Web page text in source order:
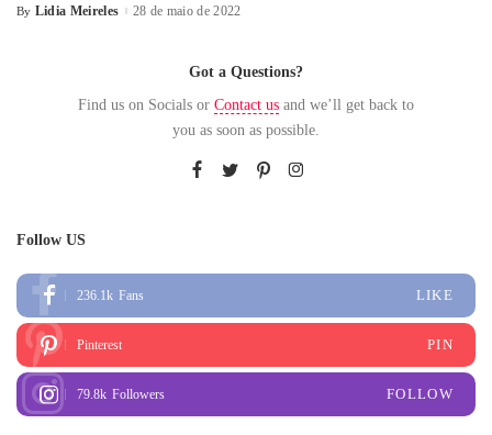
By Lidia Meireles 28 de maio de 2022
Got a Questions?
Find us on Socials or Contact us and we’ll get back to
you as soon as possible.
Follow US
236.1k Fans LIKE
Pinterest PIN
79.8k Followers FOLLOW